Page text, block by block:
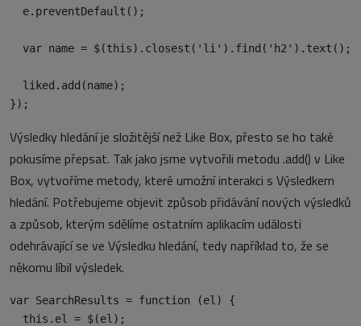
  e.preventDefault();
  var name = $(this).closest('li').find('h2').text();
  liked.add(name);
Výsledky hledání je složitější než Like Box, přesto se ho také
pokusíme přepsat. Tak jako jsme vytvořili metodu .add() v Like
Box, vytvoříme metody, které umožní interakci s Výsledkem
hledání. Potřebujeme objevit způsob přidávání nových výsledků
a způsob, kterým sdělíme ostatním aplikacím události
odehrávající se ve Výsledku hledání, tedy například to, že se
někomu líbil výsledek.
var SearchResults = function (el) {
  this.el = $(el);